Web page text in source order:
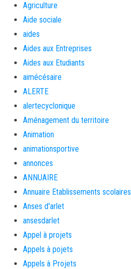
Agriculture
Aide sociale
aides
Aides aux Entreprises
Aides aux Etudiants
aimécésaire
ALERTE
alertecyclonique
Aménagement du territoire
Animation
animationsportive
annonces
ANNUAIRE
Annuaire Etablissements scolaires
Anses d'arlet
ansesdarlet
Appel à projets
Appels à pojets
Appels à Projets